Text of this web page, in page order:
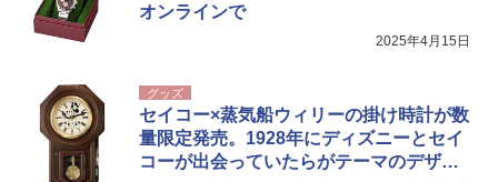
オンラインで
2025年4月15日
グッズ
セイコー×蒸気船ウィリーの掛け時計が数
量限定発売。1928年にディズニーとセイ
コーが出会っていたらがテーマのデザイ